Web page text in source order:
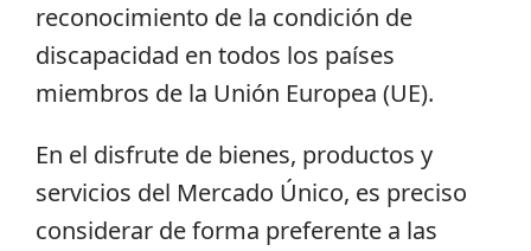
reconocimiento de la condición de
discapacidad en todos los países
miembros de la Unión Europea (UE).
En el disfrute de bienes, productos y
servicios del Mercado Único, es preciso
considerar de forma preferente a las